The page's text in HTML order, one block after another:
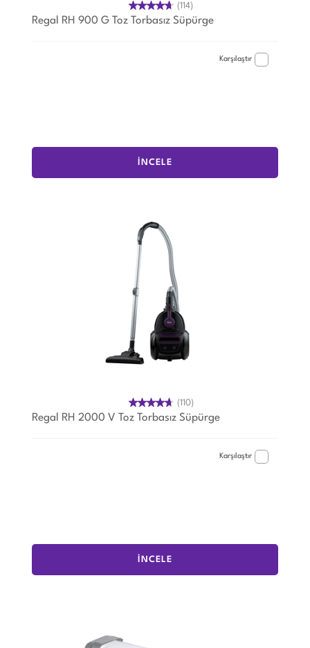
(114)
Regal RH 900 G Toz Torbasız Süpürge
Karşılaştır
İNCELE
(110)
Regal RH 2000 V Toz Torbasız Süpürge
Karşılaştır
İNCELE